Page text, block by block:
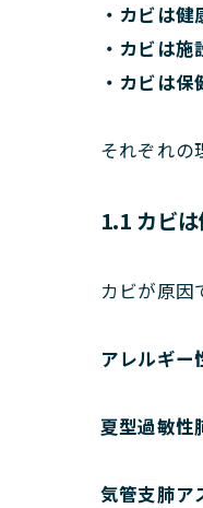
・カビは
・カビは
・カビは
それぞれの
1.1 カビ
カビが原因
アレルギー
夏型過敏性
気管支肺ア